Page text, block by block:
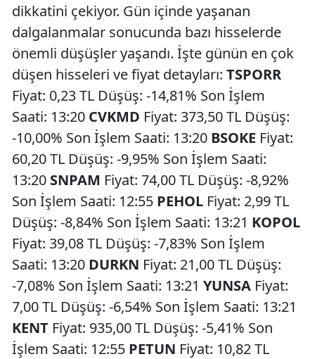
dikkatini çekiyor. Gün içinde yaşanan
dalgalanmalar sonucunda bazı hisselerde
önemli düşüşler yaşandı. İşte günün en çok
düşen hisseleri ve fiyat detayları: TSPORR
Fiyat: 0,23 TL Düşüş: -14,81% Son İşlem
Saati: 13:20 CVKMD Fiyat: 373,50 TL Düşüş:
-10,00% Son İşlem Saati: 13:20 BSOKE Fiyat:
60,20 TL Düşüş: -9,95% Son İşlem Saati:
13:20 SNPAM Fiyat: 74,00 TL Düşüş: -8,92%
Son İşlem Saati: 12:55 PEHOL Fiyat: 2,99 TL
Düşüş: -8,84% Son İşlem Saati: 13:21 KOPOL
Fiyat: 39,08 TL Düşüş: -7,83% Son İşlem
Saati: 13:20 DURKN Fiyat: 21,00 TL Düşüş:
-7,08% Son İşlem Saati: 13:21 YUNSA Fiyat:
7,00 TL Düşüş: -6,54% Son İşlem Saati: 13:21
KENT Fiyat: 935,00 TL Düşüş: -5,41% Son
İşlem Saati: 12:55 PETUN Fiyat: 10,82 TL